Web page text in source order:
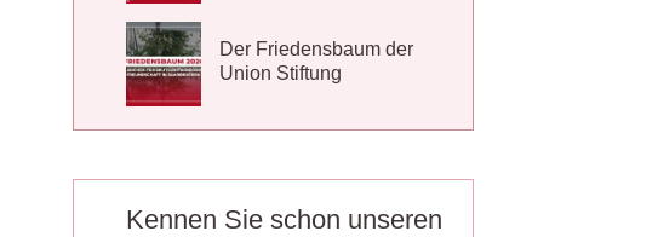
Der Friedensbaum der
Union Stiftung
Kennen Sie schon unseren